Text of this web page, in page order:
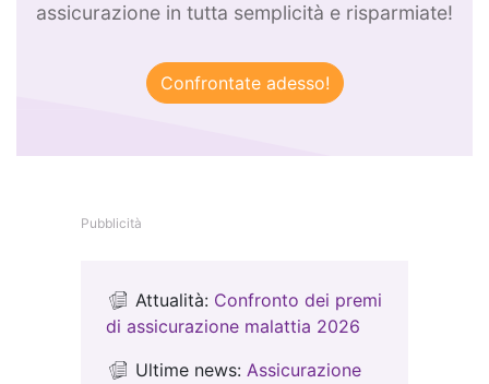
assicurazione in tutta semplicità e risparmiate!
Pubblicità
Attualità: Confronto dei premi
di assicurazione malattia 2026
Ultime news:Assicurazione